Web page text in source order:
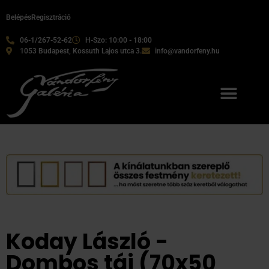
06-1/267-52-62
H-Szo: 10:00 - 18:00
1053 Budapest, Kossuth Lajos utca 3.
info@vandorfeny.hu
BelépésRegisztráció
Koday László -